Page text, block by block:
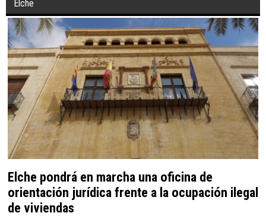
Elche
Elche pondrá en marcha una oficina de
orientación jurídica frente a la ocupación ilegal
de viviendas